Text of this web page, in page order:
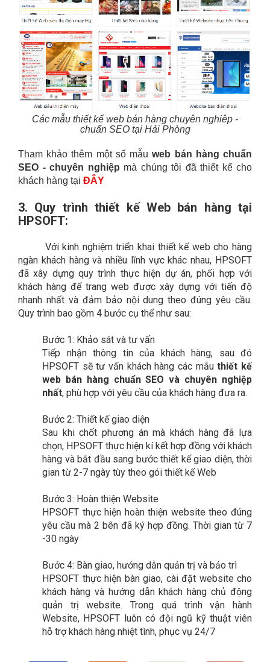
Các mẫu thiết kế web bán hàng chuyên nghiêp -
chuẩn SEO tại Hải Phòng
Tham khảo thêm một số mẫuweb bán hàng chuẩn
SEO - chuyên nghiệp mà chúng tôi đã thiết kế cho
khách hàng tại ĐÂY
3. Quy trình thiết kế Web bán hàng tại
HPSOFT:
Với kinh nghiệm triển khai thiết kế web cho hàng
ngàn khách hàng và nhiều lĩnh vực khác nhau, HPSOFT
đã xây dựng quy trình thực hiện dự án, phối hợp với
khách hàng để trang web được xây dựng với tiến độ
nhanh nhất và đảm bảo nội dung theo đúng yêu cầu.
Quy trình bao gồm 4 bước cụ thể như sau:
Bước 1: Khảo sát và tư vấn
Tiếp nhận thông tin của khách hàng, sau đó
HPSOFT sẽ tư vấn khách hàng các mẫuthiết kế
web bán hàng chuẩn SEO và chuyên nghiệp
nhất, phù hợp với yêu cầu của khách hàng đưa ra.
Bước 2: Thiết kế giao diện
Sau khi chốt phương án mà khách hàng đã lựa
chọn, HPSOFT thực hiện kí kết hợp đồng với khách
hàng và bắt đầu sang bước thiết kế giao diện, thời
gian từ 2-7 ngày tùy theo gói thiết kế Web
Bước 3: Hoàn thiện Website
HPSOFT thực hiện hoàn thiện website theo đúng
yêu cầu mà 2 bên đã ký hợp đồng. Thời gian từ 7
-30 ngày
Bước 4: Bàn giao, hướng dẫn quản trị và bảo trì
HPSOFT thực hiện bàn giao, cài đặt website cho
khách hàng và hướng dẫn khách hàng chủ động
quản trị website. Trong quá trình vận hành
Website, HPSOFT luôn có đội ngũ kỹ thuật viên
hỗ trợ khách hàng nhiệt tình, phục vụ 24/7